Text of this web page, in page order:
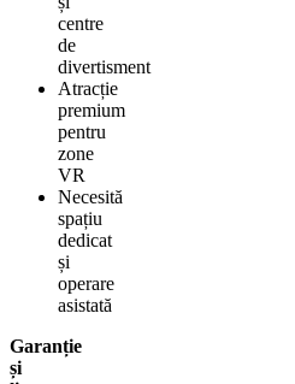
centre
de
divertisment
Atracție
premium
pentru
zone
VR
Necesită
spațiu
dedicat
și
operare
asistată
Garanție
și